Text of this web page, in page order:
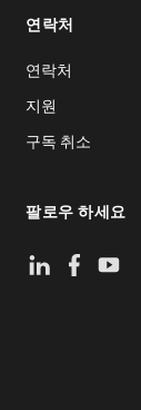
연락처
연락처
지원
구독 취소
팔로우 하세요